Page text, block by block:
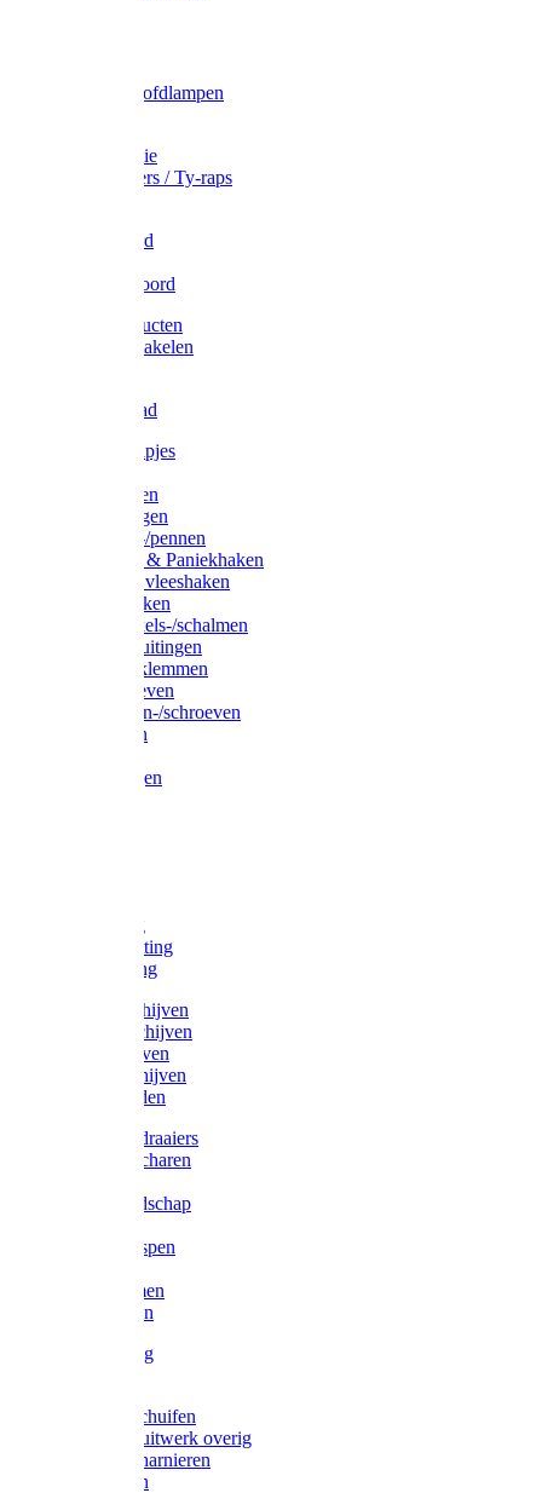
Zak- & Hoofdlampen
Tape en folie
Kabelbinders / Ty-raps
Metselkoord
Elastisch koord
Afdekproducten
Heffen en takelen
Waslijndraad
Simplexknipjes
Sleutelringen
Gelaste ringen
Borgveren-/pennen
Musketons & Paniekhaken
S-haken & vleeshaken
Karabijnhaken
Noodschakels-/schalmen
Harp-/D-sluitingen
Staaldraadklemmen
Spanschroeven
Ringmoeren-/schroeven
Puntkousen
Aanlegringen
Voetketting
Scheepsketting
Victorketting
Afbraamschijven
Doorslijpschijven
Lamelschijven
Diamantschijven
Laselektroden
Schroevendraaiers
Tangen / Scharen
Meetgereedschap
Vijlen / Raspen
Lijmklemmen
Waterpassen
Bouwbeslag
Grendels/schuifen
Hang en sluitwerk overig
Hengen/scharnieren
Scharnieren